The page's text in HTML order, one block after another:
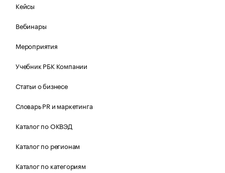
Кейсы
Вебинары
Мероприятия
Учебник РБК Компании
Статьи о бизнесе
Словарь PR и маркетинга
Каталог по ОКВЭД
Каталог по регионам
Каталог по категориям